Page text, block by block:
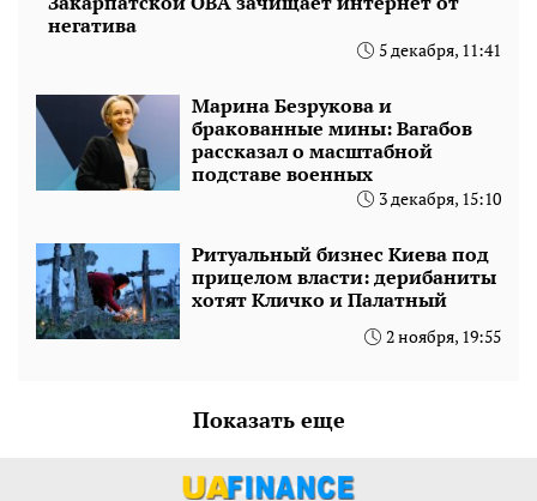
негатива
5 декабря, 11:41
Марина Безрукова и
бракованные мины: Вагабов
рассказал о масштабной
подставе военных
3 декабря, 15:10
Ритуальный бизнес Киева под
прицелом власти: дерибаниты
хотят Кличко и Палатный
2 ноября, 19:55
Показать еще